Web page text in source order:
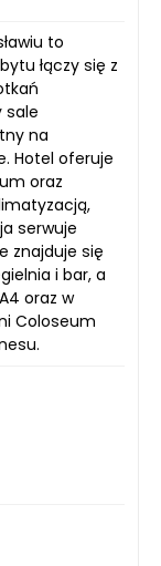
to
łączy się z
sale
na
Hotel oferuje
oraz
serwuje
znajduje się
i bar, a
oraz w
Coloseum